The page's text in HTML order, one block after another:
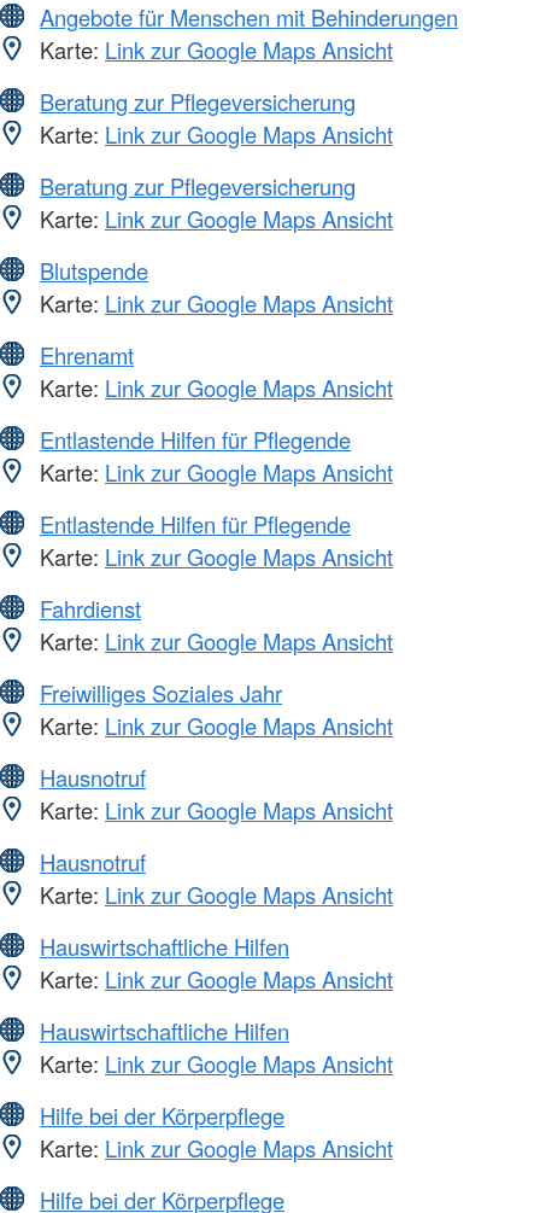
Angebote für Menschen mit Behinderungen
Karte: Link zur Google Maps Ansicht
Beratung zur Pflegeversicherung
Karte: Link zur Google Maps Ansicht
Beratung zur Pflegeversicherung
Karte: Link zur Google Maps Ansicht
Blutspende
Karte: Link zur Google Maps Ansicht
Ehrenamt
Karte: Link zur Google Maps Ansicht
Entlastende Hilfen für Pflegende
Karte: Link zur Google Maps Ansicht
Entlastende Hilfen für Pflegende
Karte: Link zur Google Maps Ansicht
Fahrdienst
Karte: Link zur Google Maps Ansicht
Freiwilliges Soziales Jahr
Karte: Link zur Google Maps Ansicht
Hausnotruf
Karte: Link zur Google Maps Ansicht
Hausnotruf
Karte: Link zur Google Maps Ansicht
Hauswirtschaftliche Hilfen
Karte: Link zur Google Maps Ansicht
Hauswirtschaftliche Hilfen
Karte: Link zur Google Maps Ansicht
Hilfe bei der Körperpflege
Karte: Link zur Google Maps Ansicht
Hilfe bei der Körperpflege